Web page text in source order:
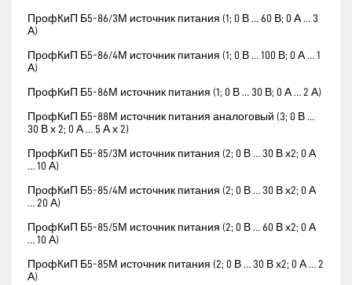
ПрофКиП Б5-86/3М источник питания (1; 0 В … 60 В; 0 А … 3
А)
ПрофКиП Б5-86/4М источник питания (1; 0 В … 100 В; 0 А … 1
А)
ПрофКиП Б5-86М источник питания (1; 0 В … 30 В; 0 А … 2 А)
ПрофКиП Б5-88М источник питания аналоговый (3; 0 В …
30 В х 2; 0 А … 5 А х 2)
ПрофКиП Б5-85/3М источник питания (2; 0 В … 30 В х2; 0 А
… 10 А)
ПрофКиП Б5-85/4М источник питания (2; 0 В … 30 В х2; 0 А
… 20 А)
ПрофКиП Б5-85/5М источник питания (2; 0 В … 60 В х2; 0 А
… 10 А)
ПрофКиП Б5-85М источник питания (2; 0 В … 30 В х2; 0 А … 2
А)